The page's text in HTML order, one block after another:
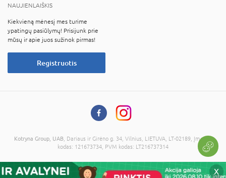
X
NAUJIENLAIŠKIS
Kiekvieną mėnesį mes turime
ypatingų pasiūlymų! Prisijunk prie
mūsų ir apie juos sužinok pirmas!
Registruotis
Kotryna Group, UAB , Dariaus ir Girėno g. 34, Vilnius, LIETUVA, LT-02189, Įmonės
kodas: 121673734, PVM kodas: LT216737314
© 2026 Visos teisės saugomos. Kopijuoti informaciją be administracijos sutikimo
draudžiama